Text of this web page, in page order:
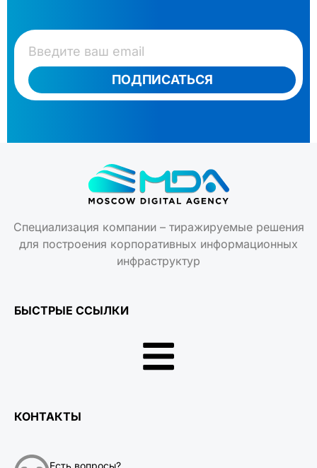
ПОДПИСАТЬСЯ
Специализация компании – тиражируемые решения
для построения корпоративных информационных
инфраструктур
БЫСТРЫЕ ССЫЛКИ
КОНТАКТЫ